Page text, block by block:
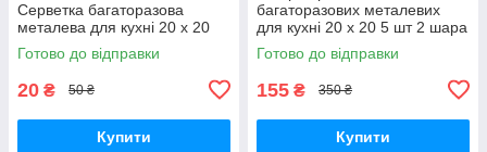
Серветка багаторазова
металева для кухні 20 х 20
Готово до відправки
20 ₴ 50 ₴
Купити
багаторазових металевих
для кухні 20 х 20 5 шт 2 шара
Готово до відправки
155 ₴ 350 ₴
Купити